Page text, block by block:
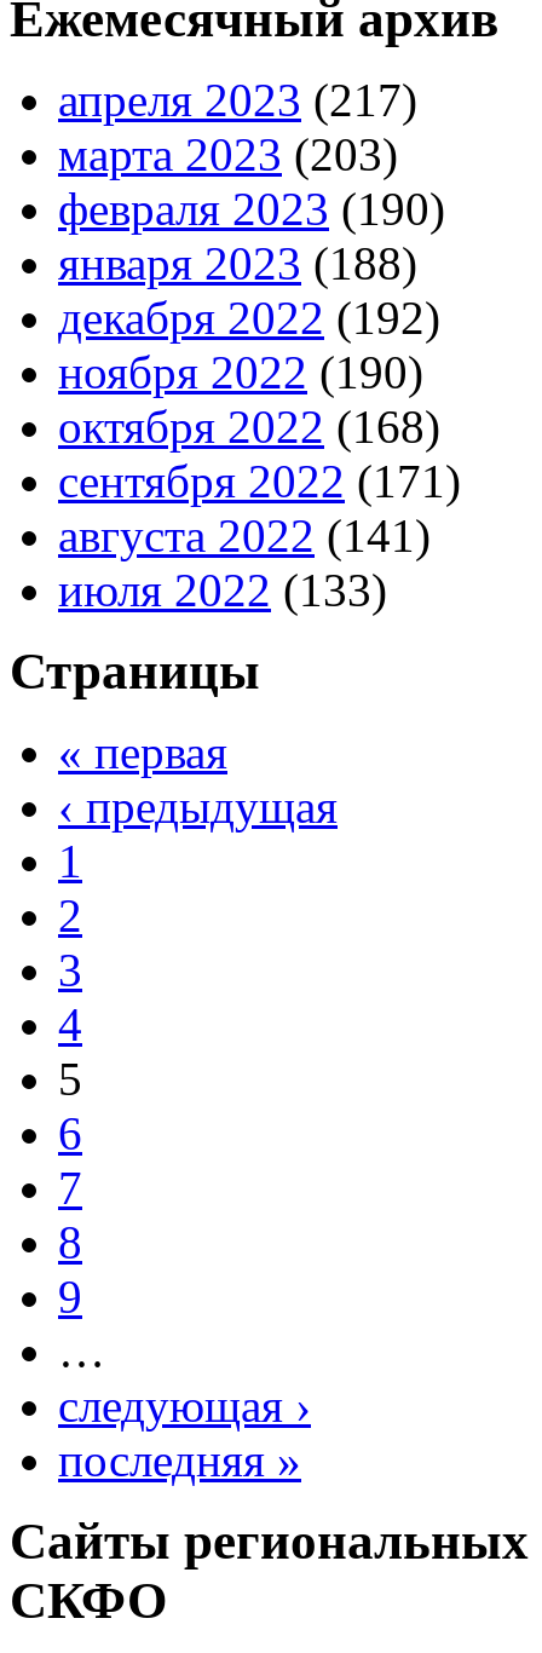
Ежемесячный архив
апреля 2023 (217)
марта 2023 (203)
февраля 2023 (190)
января 2023 (188)
декабря 2022 (192)
ноября 2022 (190)
октября 2022 (168)
сентября 2022 (171)
августа 2022 (141)
июля 2022 (133)
Страницы
« первая
‹ предыдущая
1
2
3
4
5
6
7
8
9
…
следующая ›
последняя »
Сайты
СКФО